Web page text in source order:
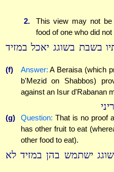
2.
This view may not be
food of one who did
בשבת בשוגג יאכל במזיד
(f) Answer: A Beraisa (which
b'Mezid on Shabbos)
against an Isur d'Rabanan
(g) Question: That is no proof
has other fruit to eat
other food to eat).
ישתמש בהן במזיד לא